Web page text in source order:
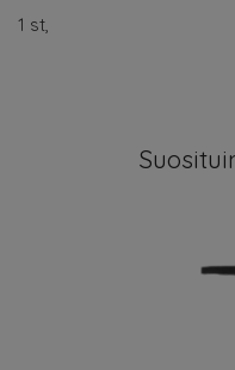
1 st,